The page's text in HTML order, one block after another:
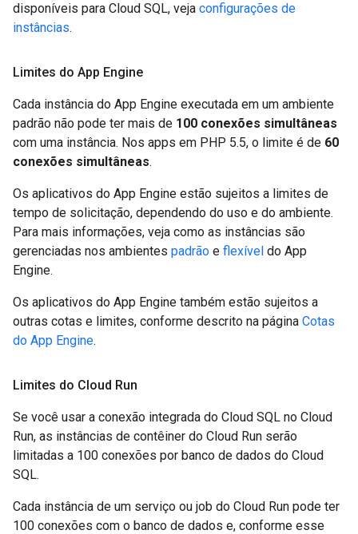
disponíveis para Cloud SQL, veja configurações de
instâncias.
Limites do App Engine
Cada instância do App Engine executada em um ambiente
padrão não pode ter mais de 100 conexões simultâneas
com uma instância. Nos apps em PHP 5.5, o limite é de 60
conexões simultâneas.
Os aplicativos do App Engine estão sujeitos a limites de
tempo de solicitação, dependendo do uso e do ambiente.
Para mais informações, veja como as instâncias são
gerenciadas nos ambientes padrão e flexível do App
Engine.
Os aplicativos do App Engine também estão sujeitos a
outras cotas e limites, conforme descrito na página Cotas
do App Engine.
Limites do Cloud Run
Se você usar a conexão integrada do Cloud SQL no Cloud
Run, as instâncias de contêiner do Cloud Run serão
limitadas a 100 conexões por banco de dados do Cloud
SQL.
Cada instância de um serviço ou job do Cloud Run pode ter
100 conexões com o banco de dados e, conforme esse